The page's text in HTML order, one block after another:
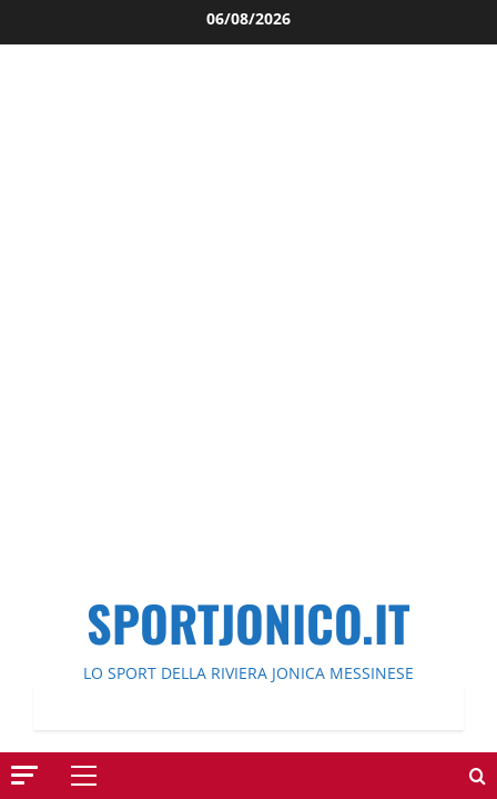
al
06/08/2026
SPORTJONICO.IT
LO SPORT DELLA RIVIERA JONICA MESSINESE
Menu